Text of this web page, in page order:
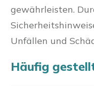
gewährleisten.
Unfällen und
Häufig